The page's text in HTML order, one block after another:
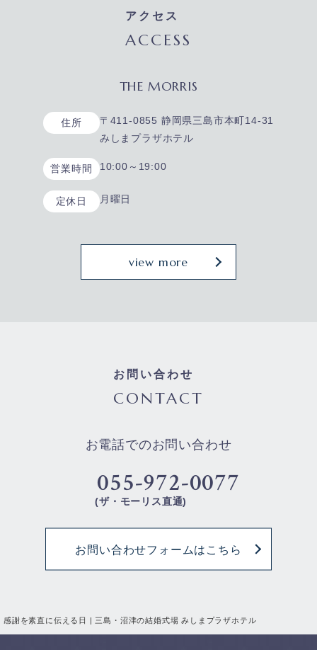
感謝を素直に伝える日 | 三島・沼津の結婚式場 みしまプラザホテル
アクセス
ACCESS
THE MORRIS
住所
〒411-0855 静岡県三島市本町14-31
みしまプラザホテル
営業時間 10:00～19:00
定休日 月曜日
view more
お問い合わせ
CONTACT
お電話でのお問い合わせ
055-972-0077
(ザ・モーリス直通)
お問い合わせフォームはこちら